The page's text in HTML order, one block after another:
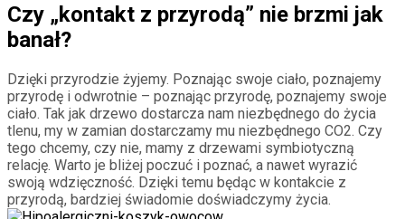
Czy „kontakt z przyrodą” nie brzmi jak
banał?
Dzięki przyrodzie żyjemy. Poznając swoje ciało, poznajemy
przyrodę i odwrotnie – poznając przyrodę, poznajemy swoje
ciało. Tak jak drzewo dostarcza nam niezbędnego do życia
tlenu, my w zamian dostarczamy mu niezbędnego CO2. Czy
tego chcemy, czy nie, mamy z drzewami symbiotyczną
relację. Warto je bliżej poczuć i poznać, a nawet wyrazić
swoją wdzięczność. Dzięki temu będąc w kontakcie z
przyrodą, bardziej świadomie doświadczymy życia.